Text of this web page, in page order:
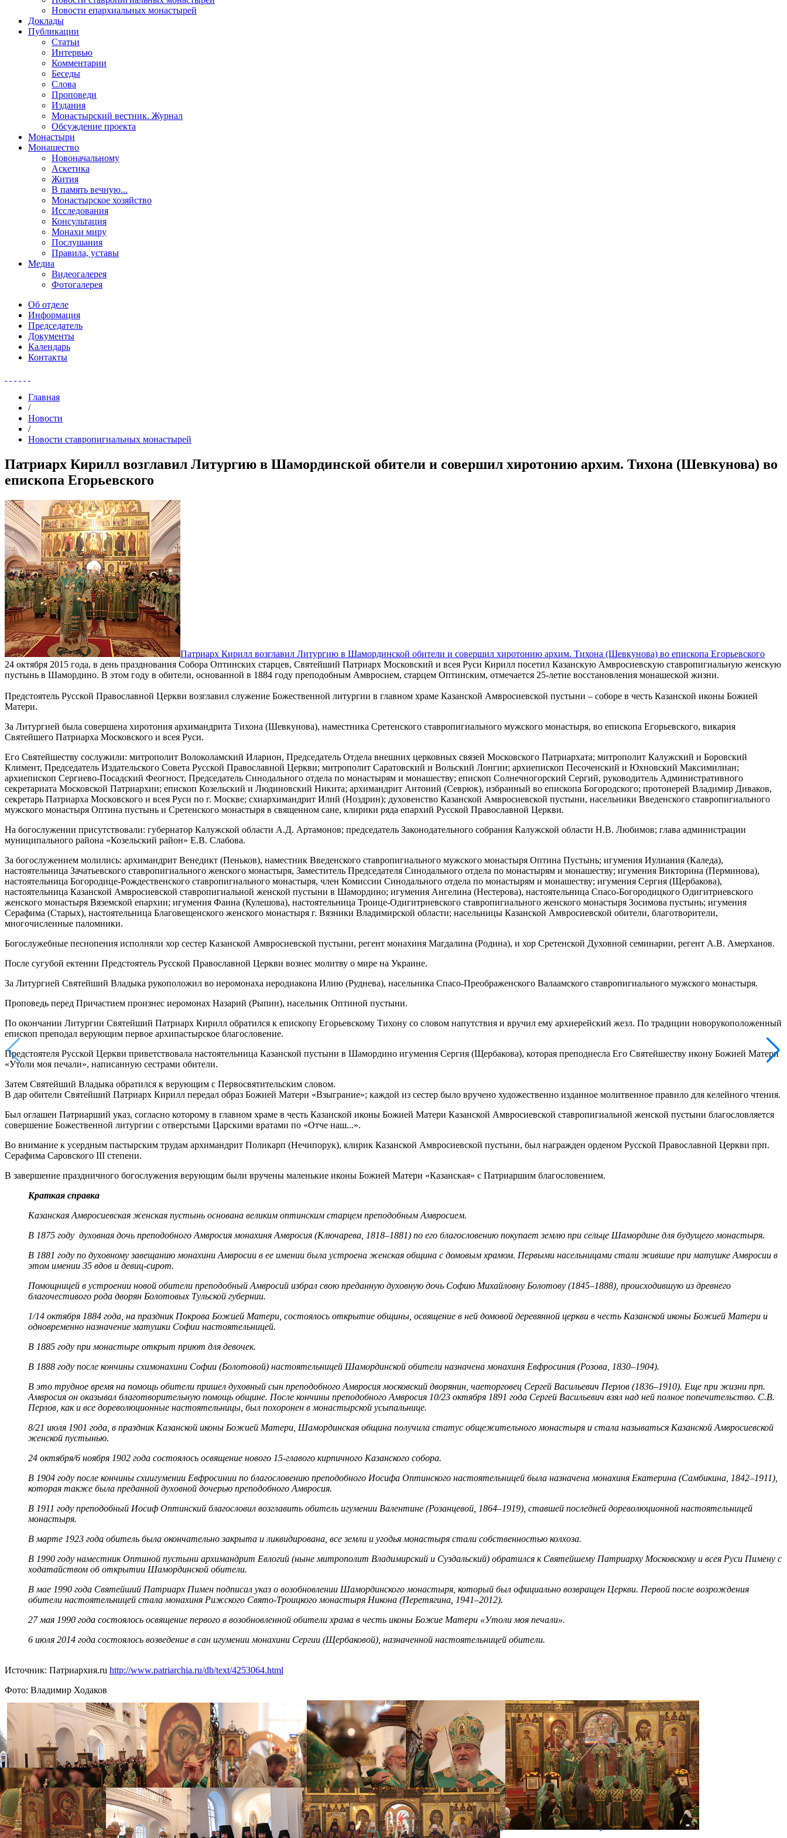
Новости епархиальных монастырей
Доклады
Публикации
Статьи
Интервью
Комментарии
Беседы
Слова
Проповеди
Издания
Монастырский вестник. Журнал
Обсуждение проекта
Монастыри
Монашество
Новоначальному
Аскетика
Жития
В память вечную...
Монастырское хозяйство
Исследования
Консультация
Монахи миру
Послушания
Правила, уставы
Медиа
Видеогалерея
Фотогалерея
Об отделе
Информация
Председатель
Документы
Календарь
Контакты
Главная
/
Новости
/
Новости ставропигиальных монастырей
Патриарх Кирилл возглавил Литургию в Шамординской обители и совершил хиротонию архим. Тихона (Шевкунова) во
епископа Егорьевского
Патриарх Кирилл возглавил Литургию в Шамординской обители и совершил хиротонию архим. Тихона (Шевкунова) во епископа Егорьевского
24 октября 2015 года, в день празднования Собора Оптинских старцев, Святейший Патриарх Московский и всея Руси Кирилл посетил Казанскую Амвросиевскую ставропигиальную женскую
пустынь в Шамордино. В этом году в обители, основанной в 1884 году преподобным Амвросием, старцем Оптинским, отмечается 25-летие восстановления монашеской жизни.
Предстоятель Русской Православной Церкви возглавил служение Божественной литургии в главном храме Казанской Амвросиевской пустыни – соборе в честь Казанской иконы Божией
Матери.
За Литургией была совершена хиротония архимандрита Тихона (Шевкунова), наместника Сретенского ставропигиального мужского монастыря, во епископа Егорьевского, викария
Святейшего Патриарха Московского и всея Руси.
Его Святейшеству сослужили: митрополит Волоколамский Иларион, Председатель Отдела внешних церковных связей Московского Патриархата; митрополит Калужский и Боровский
Климент, Председатель Издательского Совета Русской Православной Церкви; митрополит Саратовский и Вольский Лонгин; архиепископ Песоченский и Юхновский Максимилиан;
архиепископ Сергиево-Посадский Феогност, Председатель Синодального отдела по монастырям и монашеству; епископ Солнечногорский Сергий, руководитель Административного
секретариата Московской Патриархии; епископ Козельский и Людиновский Никита; архимандрит Антоний (Севрюк), избранный во епископа Богородского; протоиерей Владимир Диваков,
секретарь Патриарха Московского и всея Руси по г. Москве; схиархимандрит Илий (Ноздрин); духовенство Казанской Амвросиевской пустыни, насельники Введенского ставропигиального
мужского монастыря Оптина пустынь и Сретенского монастыря в священном сане, клирики ряда епархий Русской Православной Церкви.
На богослужении присутствовали: губернатор Калужской области А.Д. Артамонов; председатель Законодательного собрания Калужской области Н.В. Любимов; глава администрации
муниципального района «Козельский район» Е.В. Слабова.
За богослужением молились: архимандрит Венедикт (Пеньков), наместник Введенского ставропигиального мужского монастыря Оптина Пустынь; игумения Иулиания (Каледа),
настоятельница Зачатьевского ставропигиального женского монастыря, Заместитель Председателя Синодального отдела по монастырям и монашеству; игумения Викторина (Перминова),
настоятельница Богородице-Рождественского ставропигиального монастыря, член Комиссии Синодального отдела по монастырям и монашеству; игумения Сергия (Щербакова),
настоятельница Казанской Амвросиевской ставропигиальной женской пустыни в Шамордино; игумения Ангелина (Нестерова), настоятельница Спасо-Богородицкого Одигитриевского
женского монастыря Вяземской епархии; игумения Фаина (Кулешова), настоятельница Троице-Одигитриевского ставропигиального женского монастыря Зосимова пустынь; игумения
Серафима (Старых), настоятельница Благовещенского женского монастыря г. Вязники Владимирской области; насельницы Казанской Амвросиевской обители, благотворители,
многочисленные паломники.
Богослужебные песнопения исполняли хор сестер Казанской Амвросиевской пустыни, регент монахиня Магдалина (Родина), и хор Сретенской Духовной семинарии, регент А.В. Амерханов.
После сугубой ектении Предстоятель Русской Православной Церкви вознес молитву о мире на Украине.
За Литургией Святейший Владыка рукоположил во иеромонаха иеродиакона Илию (Руднева), насельника Спасо-Преображенского Валаамского ставропигиального мужского монастыря.
Проповедь перед Причастием произнес иеромонах Назарий (Рыпин), насельник Оптиной пустыни.
По окончании Литургии Святейший Патриарх Кирилл обратился к епископу Егорьевскому Тихону со словом напутствия и вручил ему архиерейский жезл. По традиции новорукоположенный
епископ преподал верующим первое архипастырское благословение.
Предстоятеля Русской Церкви приветствовала настоятельница Казанской пустыни в Шамордино игумения Сергия (Щербакова), которая преподнесла Его Святейшеству икону Божией Матери
«Утоли моя печали», написанную сестрами обители.
Затем Святейший Владыка обратился к верующим с Первосвятительским словом.
В дар обители Святейший Патриарх Кирилл передал образ Божией Матери «Взыграние»; каждой из сестер было вручено художественно изданное молитвенное правило для келейного чтения.
Был оглашен Патриарший указ, согласно которому в главном храме в честь Казанской иконы Божией Матери Казанской Амвросиевской ставропигиальной женской пустыни благословляется
совершение Божественной литургии с отверстыми Царскими вратами по «Отче наш...».
Во внимание к усердным пастырским трудам архимандрит Поликарп (Нечипорук), клирик Казанской Амвросиевской пустыни, был награжден орденом Русской Православной Церкви прп.
Серафима Саровского III степени.
В завершение праздничного богослужения верующим были вручены маленькие иконы Божией Матери «Казанская» с Патриаршим благословением.
Краткая справка
Казанская Амвросиевская женская пустынь основана великим оптинским старцем преподобным Амвросием.
В 1875 году духовная дочь преподобного Амвросия монахиня Амвросия (Ключарева, 1818–1881) по его благословению покупает землю при сельце Шамордине для будущего монастыря.
В 1881 году по духовному завещанию монахини Амвросии в ее имении была устроена женская община с домовым храмом. Первыми насельницами стали жившие при матушке Амвросии в
этом имении 35 вдов и девиц-сирот.
Помощницей в устроении новой обители преподобный Амвросий избрал свою преданную духовную дочь Софию Михайловну Болотову (1845–1888), происходившую из древнего
благочестивого рода дворян Болотовых Тульской губернии.
1/14 октября 1884 года, на праздник Покрова Божией Матери, состоялось открытие общины, освящение в ней домовой деревянной церкви в честь Казанской иконы Божией Матери и
одновременно назначение матушки Софии настоятельницей.
В 1885 году при монастыре открыт приют для девочек.
В 1888 году после кончины схимонахини Софии (Болотовой) настоятельницей Шамординской обители назначена монахиня Евфросиния (Розова, 1830–1904).
В это трудное время на помощь обители пришел духовный сын преподобного Амвросия московский дворянин, чаеторговец Сергей Васильевич Перлов (1836–1910). Еще при жизни прп.
Амвросия он оказывал благотворительную помощь общине. После кончины преподобного Амвросия 10/23 октября 1891 года Сергей Васильевич взял над ней полное попечительство. С.В.
Перлов, как и все дореволюционные настоятельницы, был похоронен в монастырской усыпальнице.
8/21 июля 1901 года, в праздник Казанской иконы Божией Матери, Шамординская община получила статус общежительного монастыря и стала называться Казанской Амвросиевской
женской пустынью.
24 октября/6 ноября 1902 года состоялось освящение нового 15-главого кирпичного Казанского собора.
В 1904 году после кончины схиигумении Евфросинии по благословению преподобного Иосифа Оптинского настоятельницей была назначена монахиня Екатерина (Самбикина, 1842–1911),
которая также была преданной духовной дочерью преподобного Амвросия.
В 1911 году преподобный Иосиф Оптинский благословил возглавить обитель игумении Валентине (Розанцевой, 1864–1919), ставшей последней дореволюционной настоятельницей
монастыря.
В марте 1923 года обитель была окончательно закрыта и ликвидирована, все земли и угодья монастыря стали собственностью колхоза.
В 1990 году наместник Оптиной пустыни архимандрит Евлогий (ныне митрополит Владимирский и Суздальский) обратился к Святейшему Патриарху Московскому и всея Руси Пимену с
ходатайством об открытии Шамординской обители.
В мае 1990 года Святейший Патриарх Пимен подписал указ о возобновлении Шамординского монастыря, который был официально возвращен Церкви. Первой после возрождения
обители настоятельницей стала монахиня Рижского Свято-Троицкого монастыря Никона (Перетягина, 1941–2012).
27 мая 1990 года состоялось освящение первого в возобновленной обители храма в честь иконы Божие Матери «Утоли моя печали».
6 июля 2014 года состоялось возведение в сан игумении монахини Сергии (Щербаковой), назначенной настоятельницей обители.
Источник: Патриархия.ru http://www.patriarchia.ru/db/text/4253064.html
Фото: Владимир Ходаков
Распечатать
Фото